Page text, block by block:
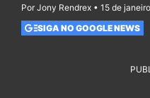
Por Jony Rendrex • 15 de
SIGA NO GOOGLE NEWS